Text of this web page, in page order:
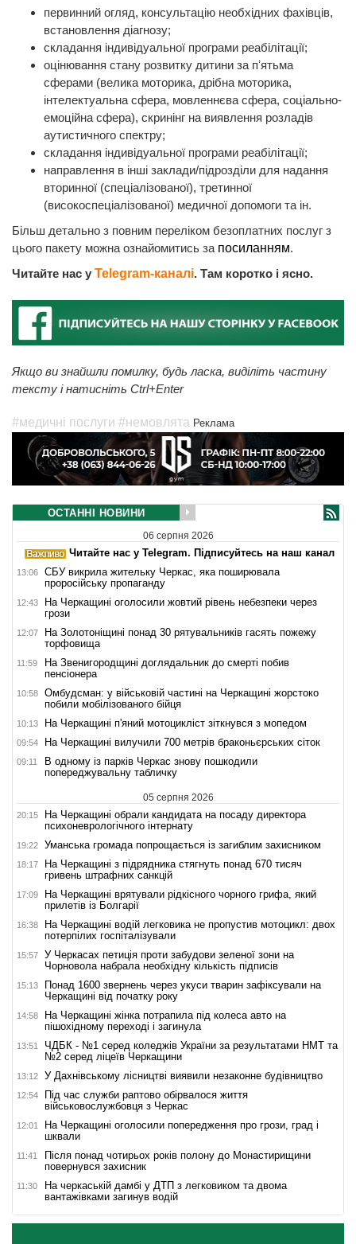
первинний огляд, консультацію необхідних фахівців,
встановлення діагнозу;
складання індивідуальної програми реабілітації;
оцінювання стану розвитку дитини за пʼятьма
сферами (велика моторика, дрібна моторика,
інтелектуальна сфера, мовленнєва сфера, соціально-
емоційна сфера), скринінг на виявлення розладів
аутистичного спектру;
складання індивідуальної програми реабілітації;
направлення в інші заклади/підрозділи для надання
вторинної (спеціалізованої), третинної
(високоспеціалізованої) медичної допомоги та ін.
Більш детально з повним переліком безоплатних послуг з
цього пакету можна ознайомитись за посиланням.
Читайте нас у Telegram-каналі. Там коротко і ясно.
Якщо ви знайшли помилку, будь ласка, виділіть частину
тексту і натисніть Ctrl+Enter
#медичні послуги #немовлята Реклама
ОСТАННІ НОВИНИ
06 серпня 2026
Читайте нас у Telegram. Підписуйтесь на наш канал
13:06
СБУ викрила жительку Черкас, яка поширювала
проросійську пропаганду
12:43
На Черкащині оголосили жовтий рівень небезпеки через
грози
12:07
На Золотоніщині понад 30 рятувальників гасять пожежу
торфовища
11:59
На Звенигородщині доглядальник до смерті побив
пенсіонера
10:58
Омбудсман: у військовій частині на Черкащині жорстоко
побили мобілізованого бійця
10:13 На Черкащині п'яний мотоцикліст зіткнувся з мопедом
09:54 На Черкащині вилучили 700 метрів браконьєрських сіток
09:11
В одному із парків Черкас знову пошкодили
попереджувальну табличку
05 серпня 2026
20:15
На Черкащині обрали кандидата на посаду директора
психоневрологічного інтернату
19:22 Уманська громада попрощається із загиблим захисником
18:17
На Черкащині з підрядника стягнуть понад 670 тисяч
гривень штрафних санкцій
17:09
На Черкащині врятували рідкісного чорного грифа, який
прилетів із Болгарії
16:38
На Черкащині водій легковика не пропустив мотоцикл: двох
потерпілих госпіталізували
15:57
У Черкасах петиція проти забудови зеленої зони на
Чорновола набрала необхідну кількість підписів
15:13
Понад 1600 звернень через укуси тварин зафіксували на
Черкащині від початку року
14:58
На Черкащині жінка потрапила під колеса авто на
пішохідному переході і загинула
13:51
ЧДБК - №1 серед коледжів України за результатами НМТ та
№2 серед ліцеїв Черкащини
13:12 У Дахнівському лісництві виявили незаконне будівництво
12:54
Під час служби раптово обірвалося життя
військовослужбовця з Черкас
12:01
На Черкащині оголосили попередження про грози, град і
шквали
11:41
Після понад чотирьох років полону до Монастирищини
повернувся захисник
11:30
На черкаській дамбі у ДТП з легковиком та двома
вантажівками загинув водій